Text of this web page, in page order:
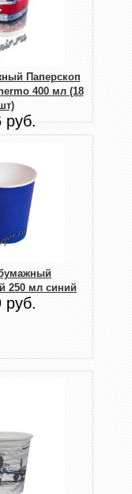
Паперскоп
400 мл (18
руб.
250 мл синий
руб.